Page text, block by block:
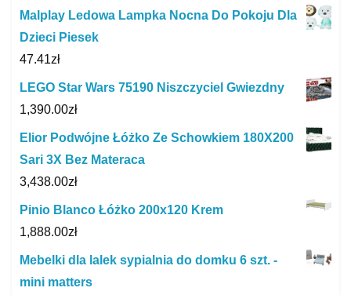
Malplay Ledowa Lampka Nocna Do Pokoju Dla
Dzieci Piesek
47.41zł
LEGO Star Wars 75190 Niszczyciel Gwiezdny
1,390.00zł
Elior Podwójne Łóżko Ze Schowkiem 180X200
Sari 3X Bez Materaca
3,438.00zł
Pinio Blanco Łóżko 200x120 Krem
1,888.00zł
Mebelki dla lalek sypialnia do domku 6 szt. -
mini matters